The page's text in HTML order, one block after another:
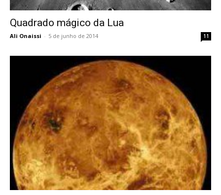
Quadrado mágico da Lua
Ali Onaissi - 5 de junho de 2014 11